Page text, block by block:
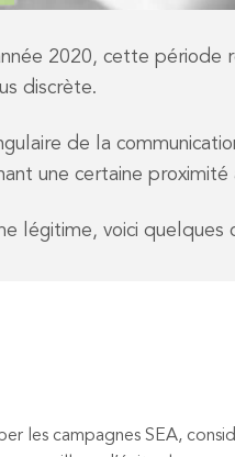
2020, cette
discrète.
de la
une certaine proximité
légitime, voici quelques
campagnes SEA,